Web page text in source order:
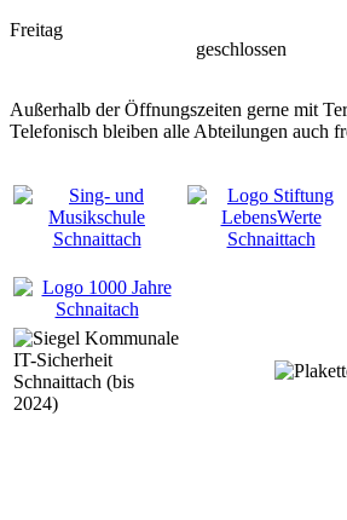
Freitag
geschlossen
Außerhalb der Öffnungszeiten gerne mit
Telefonisch bleiben alle Abteilungen auch